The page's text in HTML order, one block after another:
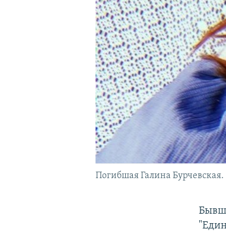
Погибшая Галина Бурчевская.